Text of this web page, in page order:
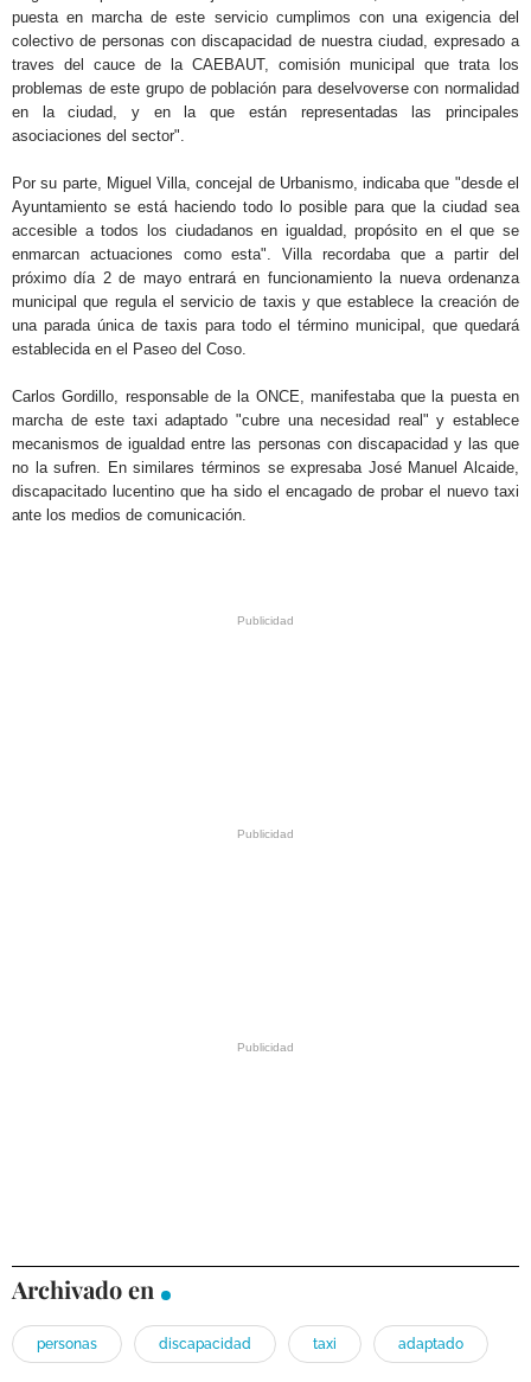
puesta en marcha de este servicio cumplimos con una exigencia del
colectivo de personas con discapacidad de nuestra ciudad, expresado a
traves del cauce de la CAEBAUT, comisión municipal que trata los
problemas de este grupo de población para deselvoverse con normalidad
en la ciudad, y en la que están representadas las principales
asociaciones del sector".
Por su parte, Miguel Villa, concejal de Urbanismo, indicaba que "desde el
Ayuntamiento se está haciendo todo lo posible para que la ciudad sea
accesible a todos los ciudadanos en igualdad, propósito en el que se
enmarcan actuaciones como esta". Villa recordaba que a partir del
próximo día 2 de mayo entrará en funcionamiento la nueva ordenanza
municipal que regula el servicio de taxis y que establece la creación de
una parada única de taxis para todo el término municipal, que quedará
establecida en el Paseo del Coso.
Carlos Gordillo, responsable de la ONCE, manifestaba que la puesta en
marcha de este taxi adaptado "cubre una necesidad real" y establece
mecanismos de igualdad entre las personas con discapacidad y las que
no la sufren. En similares términos se expresaba José Manuel Alcaide,
discapacitado lucentino que ha sido el encagado de probar el nuevo taxi
ante los medios de comunicación.
Archivado en
personas discapacidad taxi adaptado